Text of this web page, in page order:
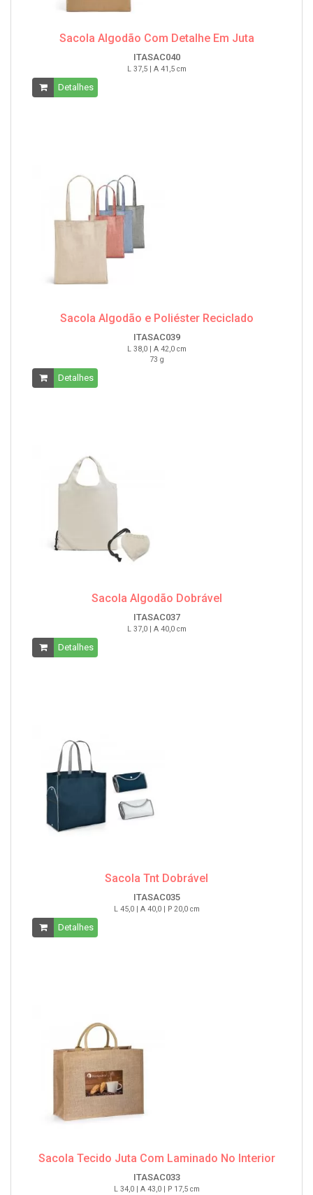
Sacola Algodão Com Detalhe Em Juta
ITASAC040
L 37,5 | A 41,5 cm
Detalhes
Sacola Algodão e Poliéster Reciclado
ITASAC039
L 38,0 | A 42,0 cm
73 g
Detalhes
Sacola Algodão Dobrável
ITASAC037
L 37,0 | A 40,0 cm
Detalhes
Sacola Tnt Dobrável
ITASAC035
L 45,0 | A 40,0 | P 20,0 cm
Detalhes
Sacola Tecido Juta Com Laminado No Interior
ITASAC033
L 34,0 | A 43,0 | P 17,5 cm